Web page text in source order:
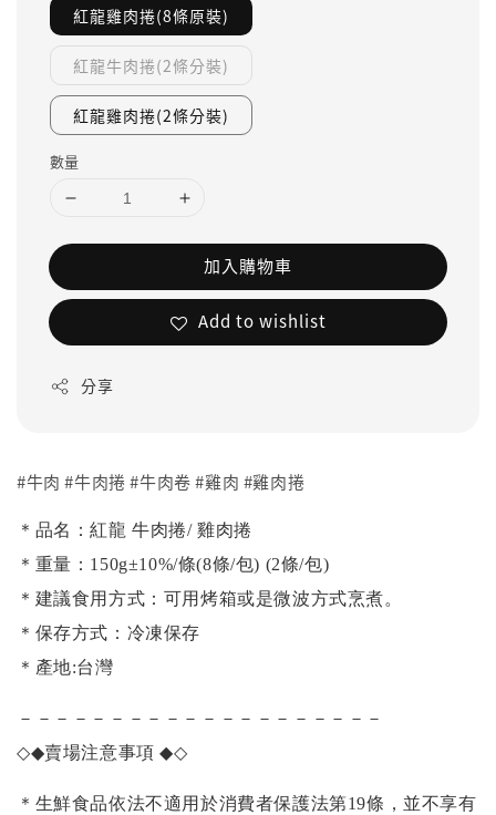
紅龍雞肉捲(8條原裝)
紅龍牛肉捲(2條分裝)
紅龍雞肉捲(2條分裝)
數量
加入購物車
Add to wishlist
分享
#牛肉 #牛肉捲 #牛肉卷 #雞肉 #雞肉捲
＊品名：紅龍 牛肉捲/ 雞肉捲
＊重量：150g±10%/條(8條/包) (2條/包)
＊建議食用方式：可用烤箱或是微波方式烹煮。
＊保存方式：冷凍保存
＊產地:台灣
－－－－－－－－－－－－－－－－－－－－
◇◆賣場注意事項◆◇
＊生鮮食品依法不適用於消費者保護法第19條，並不享有